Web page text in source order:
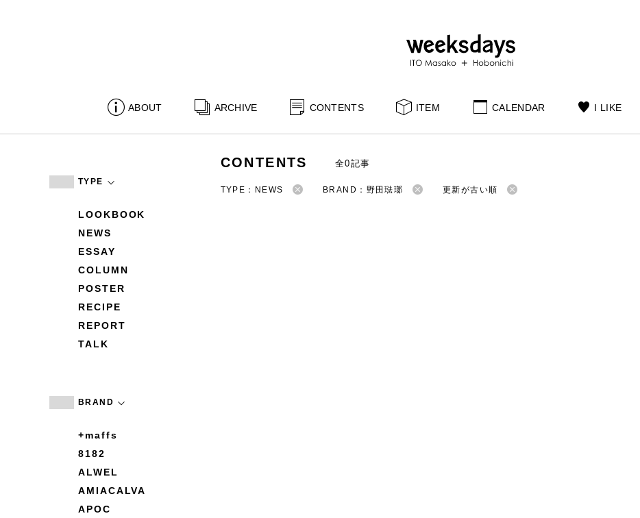
ABOUT ARCHIVE CONTENTS ITEM CALENDAR I LIKE
TYPE
LOOKBOOK
NEWS
ESSAY
COLUMN
POSTER
RECIPE
REPORT
TALK
BRAND
+maffs
8182
ALWEL
AMIACALVA
APOC
CONTENTS 全0記事
TYPE：NEWS BRAND：野田琺瑯 更新が古い順